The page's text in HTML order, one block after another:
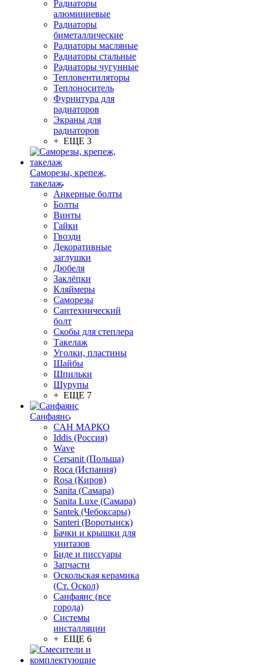
Радиаторы
алюминиевые
Радиаторы
биметаллические
Радиаторы масляные
Радиаторы стальные
Радиаторы чугунные
Тепловентиляторы
Теплоноситель
Фурнитура для
радиаторов
Экраны для
радиаторов
+ ЕЩЕ 3
Саморезы, крепеж,
такелаж
Анкерные болты
Болты
Винты
Гайки
Гвозди
Декоративные
заглушки
Дюбеля
Заклёпки
Кляймеры
Саморезы
Сантехнический
болт
Скобы для степлера
Такелаж
Уголки, пластины
Шайбы
Шпильки
Шурупы
+ ЕЩЕ 7
Санфаянс
САН МАРКО
Iddis (Россия)
Wave
Cersanit (Польша)
Roca (Испания)
Rosa (Киров)
Sanita (Самара)
Sanita Luxe (Самара)
Santek (Чебоксары)
Santeri (Воротынск)
Бачки и крышки для
унитазов
Биде и писсуары
Запчасти
Оскольская керамика
(Ст. Оскол)
Санфаянс (все
города)
Системы
инсталляции
+ ЕЩЕ 6